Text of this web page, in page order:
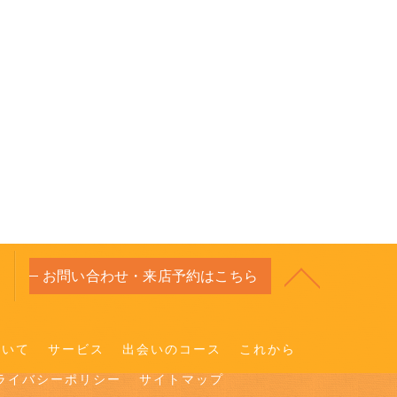
お問い合わせ・来店予約はこちら
て サービス 出会いのコース これから
イバシーポリシー サイトマップ